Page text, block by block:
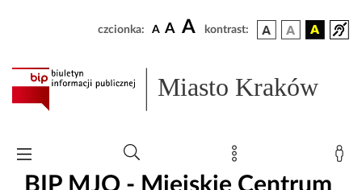
czcionka: A A A kontrast:
Miasto Kraków
BIP MJO - Miejskie Centrum